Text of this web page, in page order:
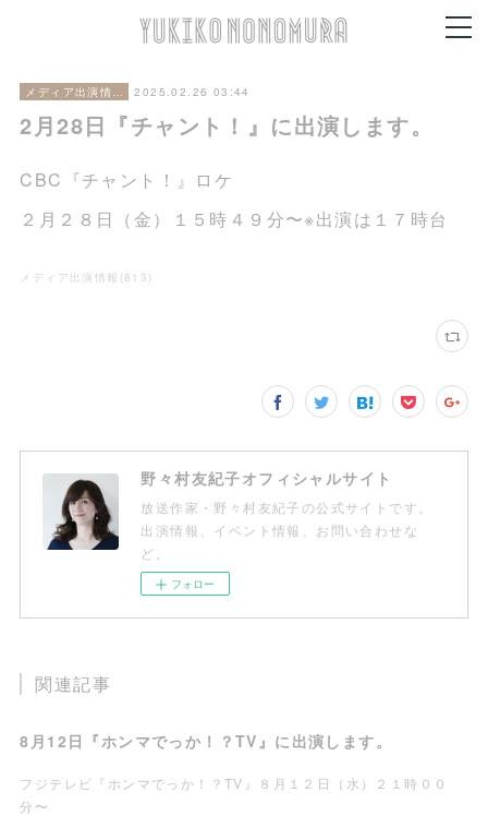
メディア出演情報 2025.02.26 03:44
2月28日『チャント！』に出演します。
CBC『チャント！』ロケ
２月２８日（金）１５時４９分〜※出演は１７時台
メディア出演情報 (813 )
野々村友紀子オフィシャルサイト
放送作家・野々村友紀子の公式サイトです。
出演情報、イベント情報、お問い合わせな
ど。
フォロー
関連記事
8月12日『ホンマでっか！？TV』に出演します。
フジテレビ『ホンマでっか！？TV』８月１２日（水）２１時００
分〜